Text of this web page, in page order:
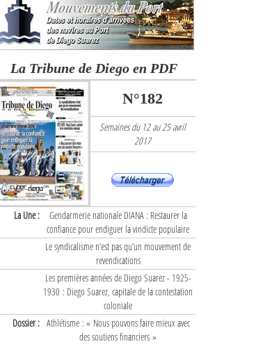
La Tribune de Diego en PDF
N°182
Semaines du 12 au 25 avril
2017
La Une :
Gendarmerie nationale DIANA : Restaurer la
confiance pour endiguer la vindicte populaire
Le syndicalisme n’est pas qu’un mouvement de
revendications
Les premières années de Diego Suarez - 1925-
1930 : Diego Suarez, capitale de la contestation
coloniale
Dossier : Athlétisme : « Nous pouvons faire mieux avec
des soutiens financiers »